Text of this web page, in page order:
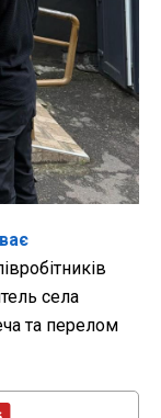
села
та перелом